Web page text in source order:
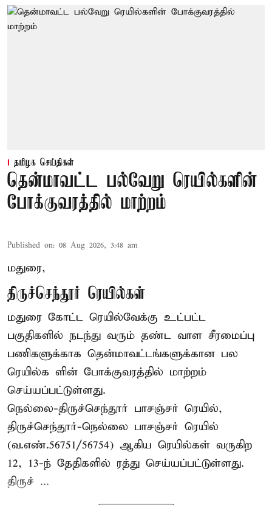
தமிழக செய்திகள்
தென்மாவட்ட பல்வேறு ரெயில்களின்
போக்குவரத்தில் மாற்றம்
Published on: 08 Aug 2026, 3:48 am
மதுரை,
திருச்செந்தூர் ரெயில்கள்
மதுரை கோட்ட ரெயில்வேக்கு உட்பட்ட
பகுதிகளில் நடந்து வரும் தண்ட வாள சீரமைப்பு
பணிகளுக்காக தென்மாவட்டங்களுக்கான பல
ரெயில்க ளின் போக்குவரத்தில் மாற்றம்
செய்யப்பட்டுள்ளது.
நெல்லை-திருச்செந்தூர் பாசஞ்சர் ரெயில்,
திருச்செந்தூர்-நெல்லை பாசஞ்சர் ரெயில்
(வ.எண்.56751/56754) ஆகிய ரெயில்கள் வருகிற
12, 13-ந் தேதிகளில் ரத்து செய்யப்பட்டுள்ளது.
திருச் ...